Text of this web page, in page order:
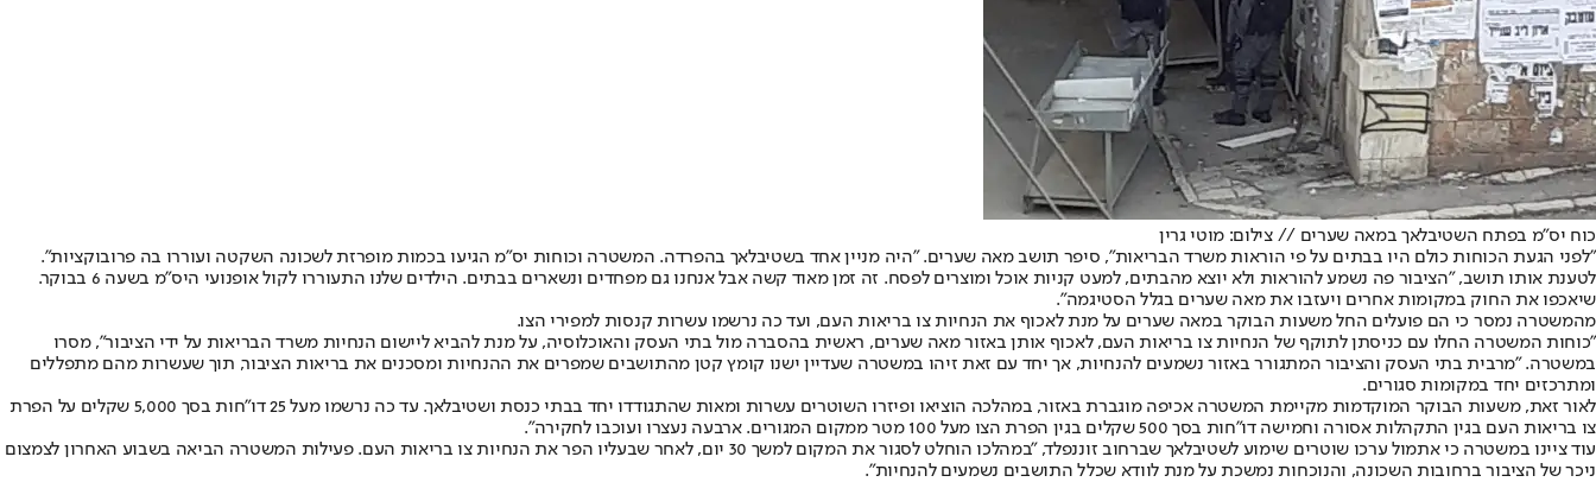
כוח יס"מ בפתח השטיבלאך במאה שערים // צילום: מוטי גרין
"לפני הגעת הכוחות כולם היו בבתים על פי הוראות משרד הבריאות", סיפר תושב מאה שערים. "היה מניין אחד בשטיבלאך בהפרדה. המשטרה וכוחות יס"מ הגיעו בכמות מופרזת לשכונה השקטה ועוררו בה פרובוקציות".
לטענת אותו תושב, "הציבור פה נשמע להוראות ולא יוצא מהבתים, למעט קניות אוכל ומוצרים לפסח. זה זמן מאוד קשה אבל אנחנו גם מפחדים ונשארים בבתים. הילדים שלנו התעוררו לקול אופנועי היס"מ בשעה 6 בבוקר.
שיאכפו את החוק במקומות אחרים ויעזבו את מאה שערים בגלל הסטיגמה".
מהמשטרה נמסר כי הם פועלים החל משעות הבוקר במאה שערים על מנת לאכוף את הנחיות צו בריאות העם, ועד כה נרשמו עשרות קנסות למפירי הצו.
"כוחות המשטרה החלו עם כניסתן לתוקף של הנחיות צו בריאות העם, לאכוף אותן באזור מאה שערים, ראשית בהסברה מול בתי העסק והאוכלוסיה, על מנת להביא ליישום הנחיות משרד הבריאות על ידי הציבור", מסרו
במשטרה. "מרבית בתי העסק והציבור המתגורר באזור נשמעים להנחיות, אך יחד עם זאת זיהו במשטרה שעדיין ישנו קומץ קטן מהתושבים שמפרים את ההנחיות ומסכנים את בריאות הציבור, תוך שעשרות מהם מתפללים
ומתרכזים יחד במקומות סגורים.
לאור זאת, משעות הבוקר המוקדמות מקיימת המשטרה אכיפה מוגברת באזור, במהלכה הוציאו ופיזרו השוטרים עשרות ומאות שהתגודדו יחד בבתי כנסת ושטיבלאך. עד כה נרשמו מעל 25 דו"חות בסך 5,000 שקלים על הפרת
צו בריאות העם בגין התקהלות אסורה וחמישה דו"חות בסך 500 שקלים בגין הפרת הצו מעל 100 מטר ממקום המגורים. ארבעה נעצרו ועוכבו לחקירה".
עוד ציינו במשטרה כי אתמול ערכו שוטרים שימוע לשטיבלאך שברחוב זוננפלד, "במהלכו הוחלט לסגור את המקום למשך 30 יום, לאחר שבעליו הפר את הנחיות צו בריאות העם. פעילות המשטרה הביאה בשבוע האחרון לצמצום
ניכר של הציבור ברחובות השכונה, והנוכחות נמשכת על מנת לוודא שכלל התושבים נשמעים להנחיות".